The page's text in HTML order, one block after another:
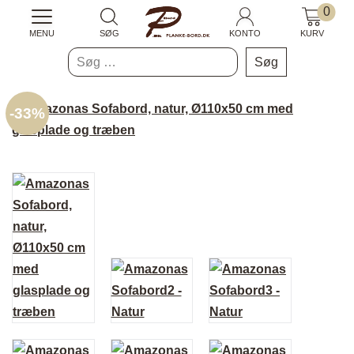
Søg
efter:
MENU SØG KONTO
0
KURV
-33%